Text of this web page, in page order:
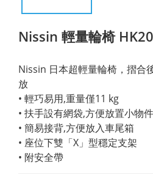
Nissin 輕量輪椅
Nissin 日本超輕量輪椅，摺合
放
• 輕巧易用,重量僅11 kg
• 扶手設有網袋,方便放置小物件
• 簡易接背,方便放入車尾箱
• 座位下雙「X」型穩定支架
• 附安全帶